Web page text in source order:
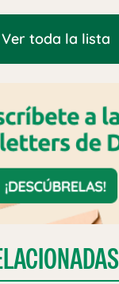
Ver toda la lista